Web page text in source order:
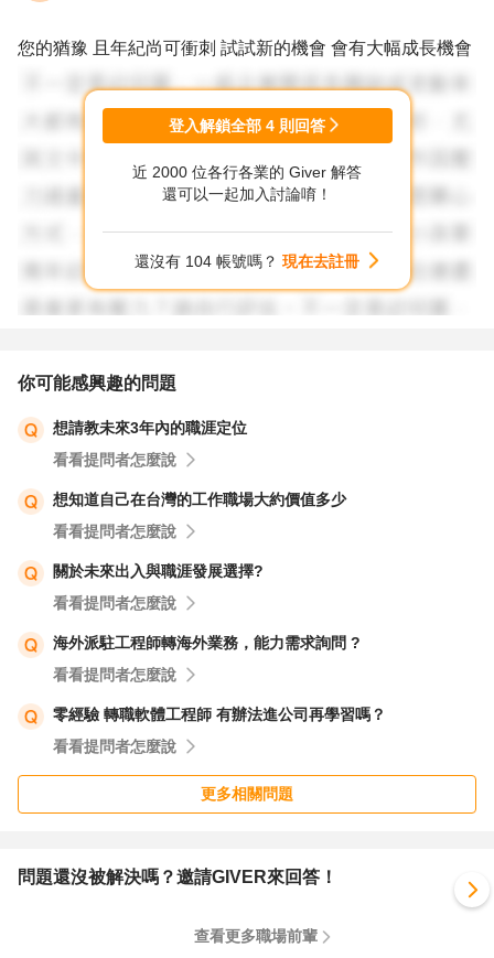
您的猶豫 且年紀尚可衝刺 試試新的機會 會有大幅成長機會
登入解鎖全部 4 則回答
近 2000 位各行各業的 Giver 解答
還可以一起加入討論唷！
還沒有 104 帳號嗎？ 現在去註冊
你可能感興趣的問題
想請教未來3年內的職涯定位
看看提問者怎麼說
想知道自己在台灣的工作職場大約價值多少
看看提問者怎麼說
關於未來出入與職涯發展選擇?
看看提問者怎麼說
海外派駐工程師轉海外業務，能力需求詢問 ?
看看提問者怎麼說
零經驗 轉職軟體工程師 有辦法進公司再學習嗎？
看看提問者怎麼說
更多相關問題
問題還沒被解決嗎？邀請GIVER來回答！
查看更多職場前輩